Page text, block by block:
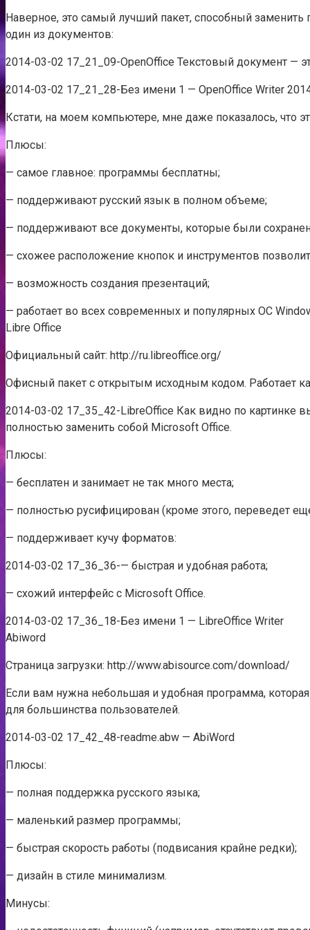
Наверное, это самый лучший пакет, способный
один из документов:
2014-03-02 17_21_09-OpenOffice Текстовый документ —
2014-03-02 17_21_28-Без имени 1 — OpenOffice Writer
Кстати, на моем компьютере, мне даже показалось, что
Плюсы:
— самое главное: программы бесплатны;
— поддерживают русский язык в полном объеме;
— поддерживают все документы, которые были
— схожее расположение кнопок и инструментов
— возможность создания презентаций;
— работает во всех современных и популярных ОС
Libre Office
Официальный сайт: http://ru.libreoffice.org/
Офисный пакет с открытым исходным кодом. Работает
2014-03-02 17_35_42-LibreOffice Как видно по картинке
полностью заменить собой Microsoft Office.
Плюсы:
— бесплатен и занимает не так много места;
— полностью русифицирован (кроме этого, переведет
— поддерживает кучу форматов:
2014-03-02 17_36_36-— быстрая и удобная работа;
— схожий интерфейс с Microsoft Office.
2014-03-02 17_36_18-Без имени 1 — LibreOffice Writer
Abiword
Страница загрузки: http://www.abisource.com/download/
Если вам нужна небольшая и удобная программа,
для большинства пользователей.
2014-03-02 17_42_48-readme.abw — AbiWord
Плюсы:
— полная поддержка русского языка;
— маленький размер программы;
— быстрая скорость работы (подвисания крайне редки);
— дизайн в стиле минимализм.
Минусы: